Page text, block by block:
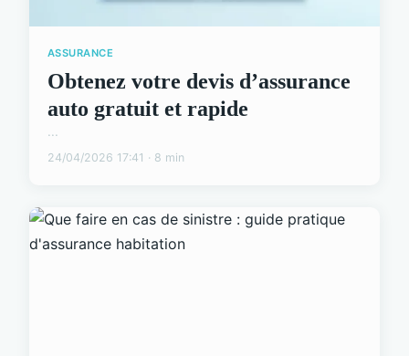
ASSURANCE
Obtenez votre devis d’assurance
auto gratuit et rapide
...
24/04/2026 17:41 · 8 min